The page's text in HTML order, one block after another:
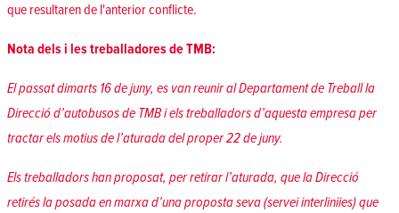
que resultaren de l'anterior conflicte.
Nota dels i les treballadores de TMB:
El passat dimarts 16 de juny, es van reunir al Departament de Treball la
Direcció d’autobusos de TMB i els treballadors d’aquesta empresa per
tractar els motius de l’aturada del proper 22 de juny.
Els treballadors han proposat, per retirar l’aturada, que la Direcció
retirés la posada en marxa d’una proposta seva (servei interliniies) que